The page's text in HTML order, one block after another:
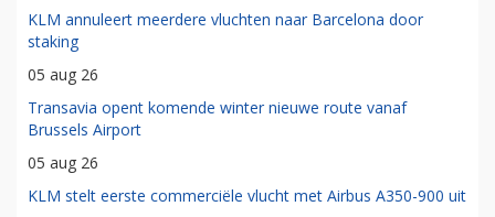
KLM annuleert meerdere vluchten naar Barcelona door
staking
05 aug 26
Transavia opent komende winter nieuwe route vanaf
Brussels Airport
05 aug 26
KLM stelt eerste commerciële vlucht met Airbus A350-900 uit